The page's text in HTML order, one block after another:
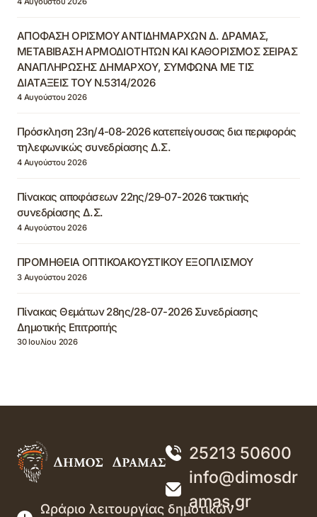
ΑΠΟΦΑΣΗ ΟΡΙΣΜΟΥ ΑΝΤΙΔΗΜΑΡΧΩΝ Δ. ΔΡΑΜΑΣ,
ΜΕΤΑΒΙΒΑΣΗ ΑΡΜΟΔΙΟΤΗΤΩΝ ΚΑΙ ΚΑΘΟΡΙΣΜΟΣ ΣΕΙΡΑΣ
ΑΝΑΠΛΗΡΩΣΗΣ ΔΗΜΑΡΧΟΥ, ΣΥΜΦΩΝΑ ΜΕ ΤΙΣ
ΔΙΑΤΑΞΕΙΣ ΤΟΥ Ν.5314/2026
4 Αυγούστου 2026
Πρόσκληση 23η/4-08-2026 κατεπείγουσας δια περιφοράς
τηλεφωνικώς συνεδρίασης Δ.Σ.
4 Αυγούστου 2026
Πίνακας αποφάσεων 22ης/29-07-2026 τακτικής
συνεδρίασης Δ.Σ.
4 Αυγούστου 2026
ΠΡΟΜΗΘΕΙΑ ΟΠΤΙΚΟΑΚΟΥΣΤΙΚΟΥ ΕΞΟΠΛΙΣΜΟΥ
3 Αυγούστου 2026
Πίνακας Θεμάτων 28ης/28-07-2026 Συνεδρίασης
Δημοτικής Επιτροπής
30 Ιουλίου 2026
25213 50600
info@dimosdr
amas.gr
Ωράριο λειτουργίας δημοτικών